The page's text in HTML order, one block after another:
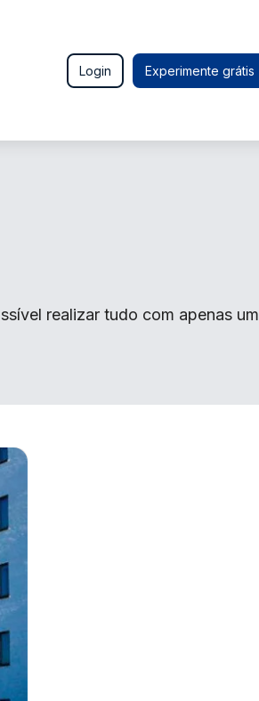
Login Experimente grátis
realizar tudo com apenas um